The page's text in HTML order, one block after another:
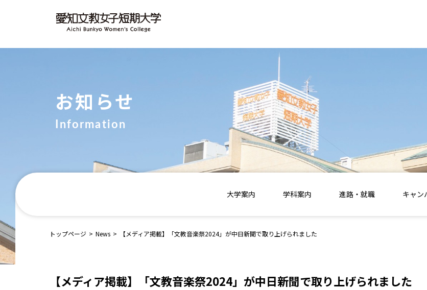
お知らせ
Information
大学案内 学科案内 進路・就職 キャン
トップページ > News > 【メディア掲載】「文教音楽祭2024」が中日新聞で取り上げられました
【メディア掲載】「文教音楽祭2024」が中日新聞で取り上げられました